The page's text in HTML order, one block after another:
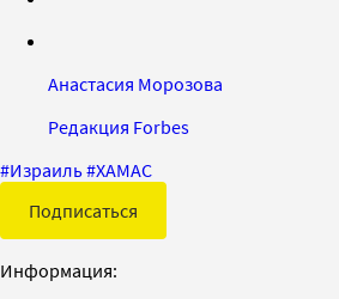
Анастасия Морозова
Редакция Forbes
#Израиль#ХАМАС
Подписаться
Информация: